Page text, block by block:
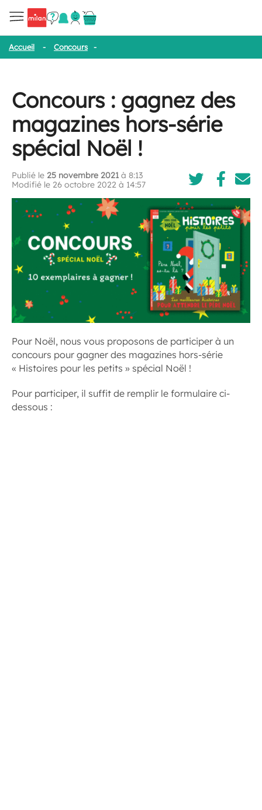
Accueil - Concours -
Concours : gagnez des
magazines hors-série
spécial Noël !
Publié le 25 novembre 2021 à 8:13
Modifié le 26 octobre 2022 à 14:57
Pour Noël, nous vous proposons de participer à un
concours pour gagner des magazines hors-série
« Histoires pour les petits » spécial Noël !
Pour participer, il suffit de remplir le formulaire ci-
dessous :